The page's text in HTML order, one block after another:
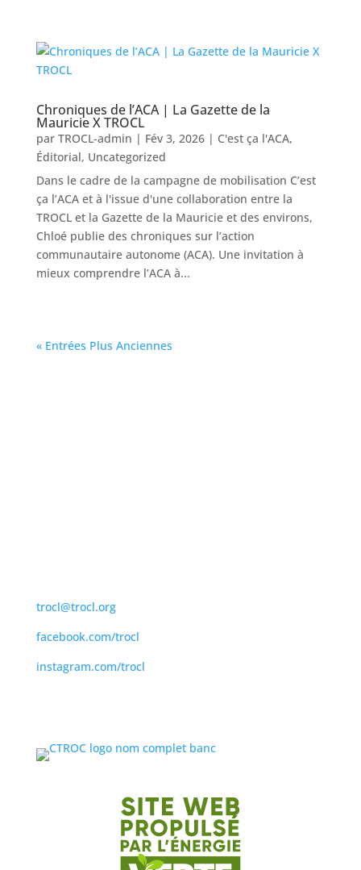
Chroniques de l’ACA | La Gazette de la
Mauricie X TROCL
par TROCL-admin | Fév 3, 2026| C'est ça l'ACA,
Éditorial, Uncategorized
Dans le cadre de la campagne de mobilisation C’est
ça l’ACA et à l'issue d'une collaboration entre la
TROCL et la Gazette de la Mauricie et des environs,
Chloé publie des chroniques sur l’action
communautaire autonome (ACA). Une invitation à
mieux comprendre l’ACA à...
« Entrées Plus Anciennes
trocl@trocl.org
facebook.com/trocl
instagram.com/trocl